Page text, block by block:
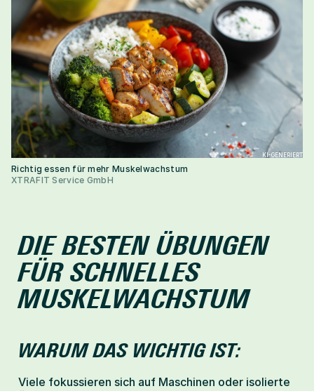
KI-GENERIERT
Richtig essen für mehr Muskelwachstum
XTRAFIT Service GmbH
DIE BESTEN ÜBUNGEN
FÜR SCHNELLES
MUSKELWACHSTUM
WARUM DAS WICHTIG IST:
Viele fokussieren sich auf Maschinen oder isolierte